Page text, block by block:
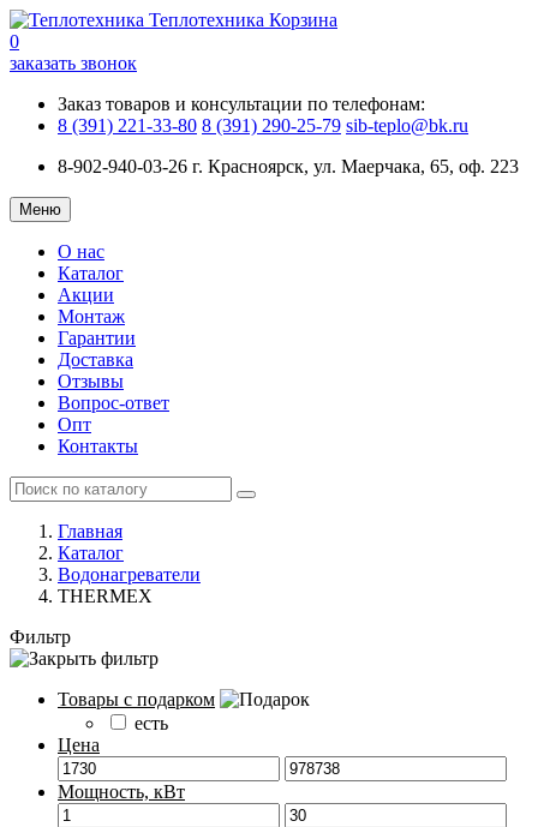
Теплотехника Корзина
0
заказать звонок
Заказ товаров и консультации по телефонам:
8 (391) 221-33-80 8 (391) 290-25-79 sib-teplo@bk.ru
8-902-940-03-26 г. Красноярск, ул. Маерчака, 65, оф. 223
Меню
О нас
Каталог
Акции
Монтаж
Гарантии
Доставка
Отзывы
Вопрос-ответ
Опт
Контакты
Главная
Каталог
Водонагреватели
THERMEX
Фильтр
Товары с подарком
есть
Цена
Мощность, кВт